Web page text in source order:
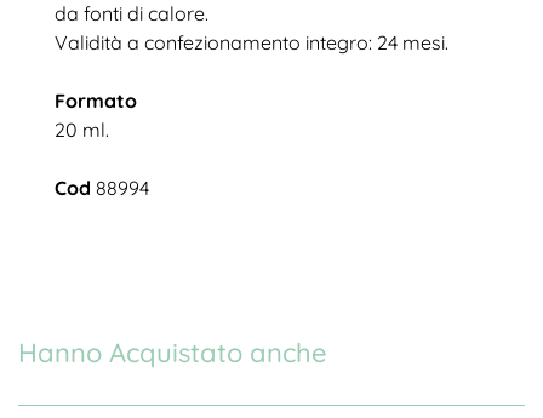
da fonti di calore.
Validità a confezionamento integro: 24 mesi.
Formato
20 ml.
Cod 88994
Hanno Acquistato anche